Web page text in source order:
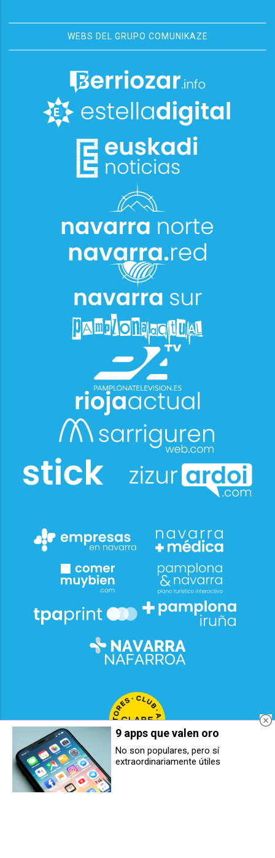
WEBS DEL GRUPO COMUNIKAZE
El Área de autocaravanas en
Berriozar será de pago durante
San Fermín 2025
9 apps que valen oro
No son populares, pero sí
extraordinariamente útiles